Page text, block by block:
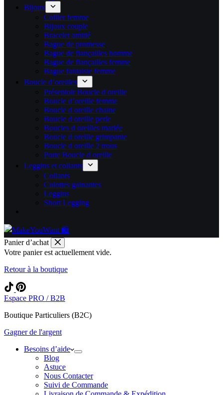
Bijoux
Collier femme
Bijoux couple
Bracelet amitié
Bague de promesse
Bague de fiançailles homme
Bague de fiançailles femme
Bague fantaisie femme
Boucle d’oreilles
Présentoir Boucle d oreille
Boucle d’oreille femme
Boucle d oreille chaine
Boucle d oreille perle
Boucles d oreilles mariée
Boucle d oreille grimpante
Boucle d oreille 2 trous
Porte Boucle d oreille
Leggins et collants
Collants
Culottes gainantes
Leggins
Short Legging
Panier d’achat
Votre panier est actuellement vide.
Retour à la boutique
Espace PRO / B2B
Boutique Particuliers (B2C)
Gagner de l'argent
Besoins d’aide
Blog
Astuce
Nous Contacter
Suivi de Commande